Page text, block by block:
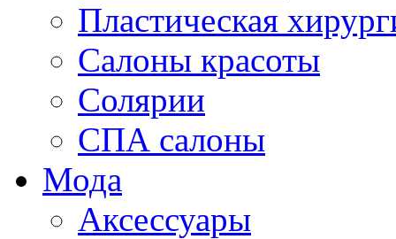
Пластическая
Салоны красоты
Солярии
СПА салоны
Мода
Аксессуары